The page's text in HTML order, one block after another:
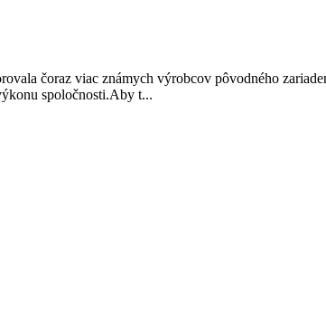
čoraz viac známych výrobcov pôvodného
spoločnosti.Aby t...